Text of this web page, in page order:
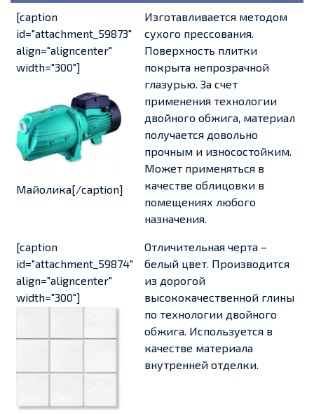
[caption
id="attachment_59873"
align="aligncenter"
width="300"]
Майолика[/caption]
Изготавливается методом
сухого прессования.
Поверхность плитки
покрыта непрозрачной
глазурью. За счет
применения технологии
двойного обжига, материал
получается довольно
прочным и износостойким.
Может применяться в
качестве облицовки в
помещениях любого
назначения.
[caption
id="attachment_59874"
align="aligncenter"
width="300"]
Отличительная черта –
белый цвет. Производится
из дорогой
высококачественной глины
по технологии двойного
обжига. Используется в
качестве материала
внутренней отделки.